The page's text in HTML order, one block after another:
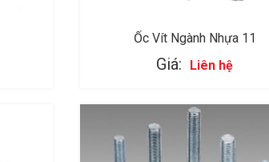
Ốc Vít Ngành Nhựa 11
Giá: Liên hệ